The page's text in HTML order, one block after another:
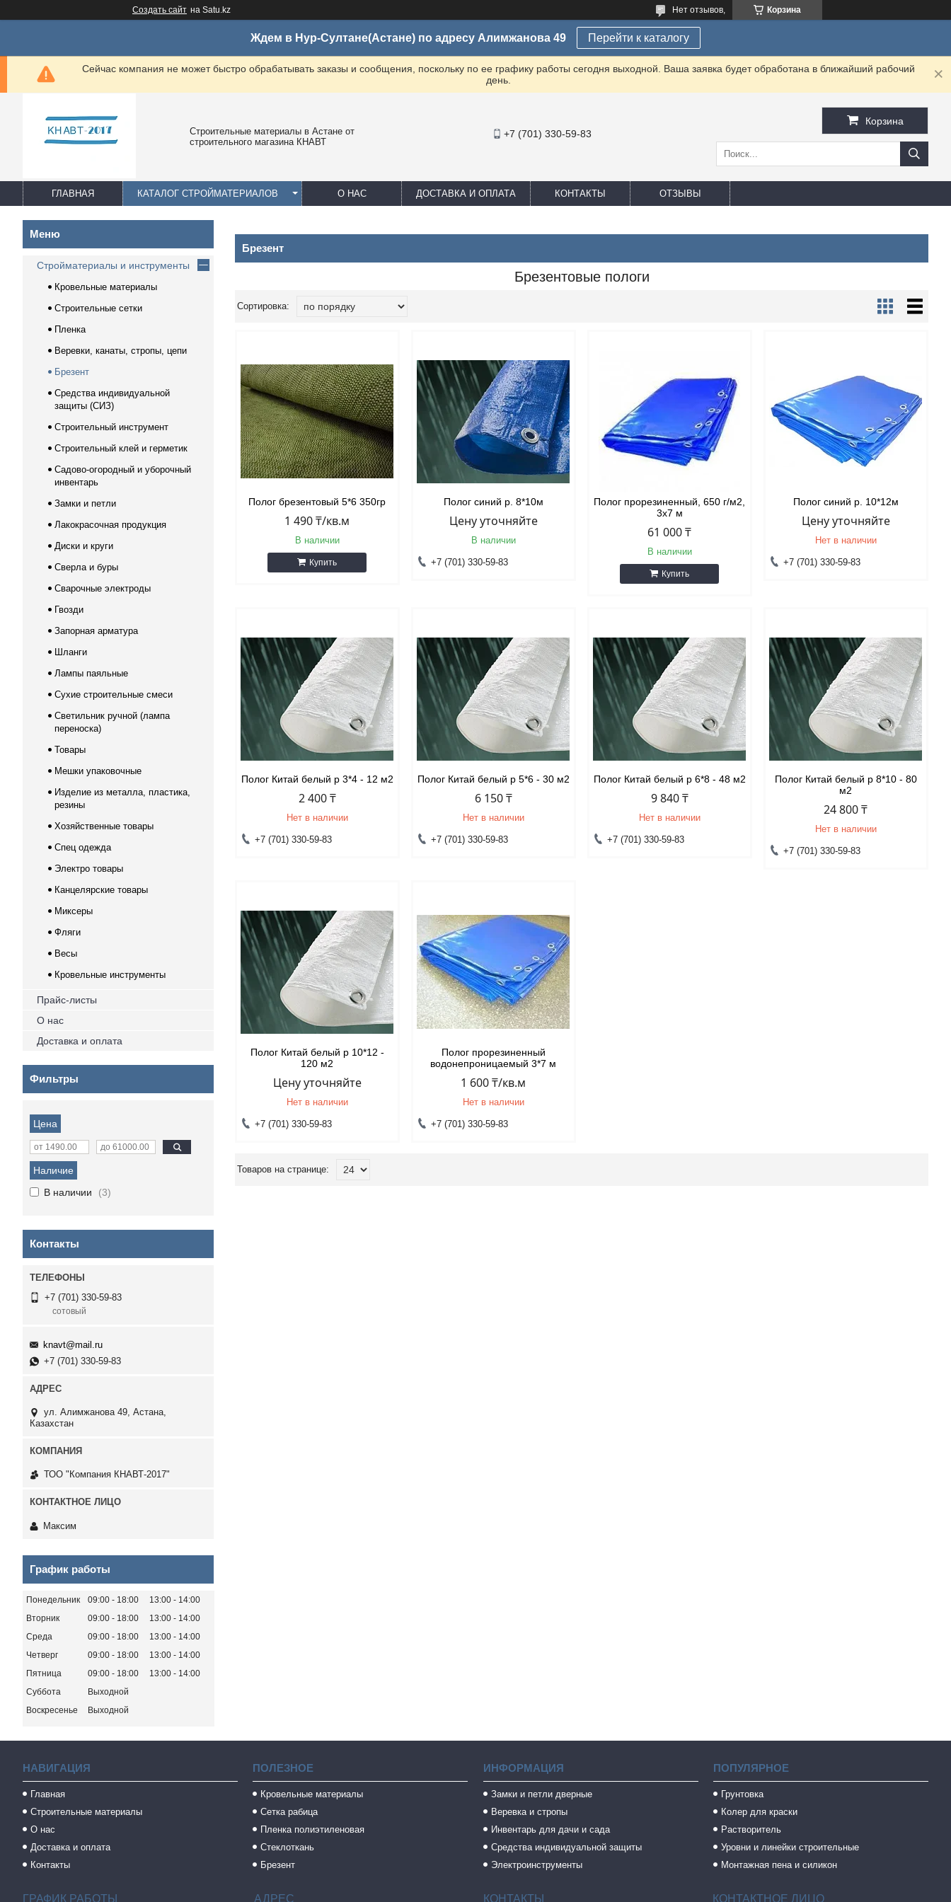
Создать сайт на Satu.kz Корзина
Нет отзывов,
Ждем в Нур-Султане(Астане) по адресу Алимжанова 49 Перейти к каталогу
Сейчас компания не может быстро обрабатывать заказы и сообщения, поскольку по ее графику работы сегодня выходной. Ваша заявка будет обработана в ближайший рабочий
день.
Строительные материалы в Астане от
строительного магазина КНАВТ
+7 (701) 330-59-83
Корзина
ГЛАВНАЯ КАТАЛОГ СТРОЙМАТЕРИАЛОВ О НАС ДОСТАВКА И ОПЛАТА КОНТАКТЫ ОТЗЫВЫ
Брезент
Брезентовые пологи
Полог брезентовый 5*6 350гр
1 490 ₸/кв.м
В наличии
Купить
Полог синий р. 8*10м
Цену уточняйте
В наличии
+7 (701) 330-59-83
Полог прорезиненный, 650 г/м2,
3х7 м
61 000 ₸
В наличии
Купить
Полог синий р. 10*12м
Цену уточняйте
Нет в наличии
+7 (701) 330-59-83
Полог Китай белый р 3*4 - 12 м2
2 400 ₸
Нет в наличии
+7 (701) 330-59-83
Полог Китай белый р 5*6 - 30 м2
6 150 ₸
Нет в наличии
+7 (701) 330-59-83
Полог Китай белый р 6*8 - 48 м2
9 840 ₸
Нет в наличии
+7 (701) 330-59-83
Полог Китай белый р 8*10 - 80
м2
24 800 ₸
Нет в наличии
+7 (701) 330-59-83
Полог Китай белый р 10*12 -
120 м2
Цену уточняйте
Нет в наличии
+7 (701) 330-59-83
Полог прорезиненный
водонепроницаемый 3*7 м
1 600 ₸/кв.м
Нет в наличии
+7 (701) 330-59-83
Стройматериалы и инструменты
Кровельные материалы
Строительные сетки
Пленка
Веревки, канаты, стропы, цепи
Брезент
Средства индивидуальной
защиты (СИЗ)
Строительный инструмент
Строительный клей и герметик
Садово-огородный и уборочный
инвентарь
Замки и петли
Лакокрасочная продукция
Диски и круги
Сверла и буры
Сварочные электроды
Гвозди
Запорная арматура
Шланги
Лампы паяльные
Сухие строительные смеси
Светильник ручной (лампа
переноска)
Товары
Мешки упаковочные
Изделие из металла, пластика,
резины
Хозяйственные товары
Спец одежда
Электро товары
Канцелярские товары
Миксеры
Фляги
Весы
Кровельные инструменты
Прайс-листы
О нас
Доставка и оплата
Фильтры
Цена
Наличие
В наличии
3
Контакты
+7 (701) 330-59-83
сотовый
knavt@mail.ru
+7 (701) 330-59-83
ул. Алимжанова 49, Астана,
Казахстан
ТОО "Компания КНАВТ-2017"
Максим
График работы
Понедельник 09:00 18:00 13:00
14:00
Вторник
09:00 18:00 13:00
14:00
Среда
09:00 18:00 13:00
14:00
Четверг
09:00 18:00 13:00
14:00
Пятница
09:00 18:00 13:00
14:00
Суббота
Выходной
Воскресенье
Выходной
НАВИГАЦИЯ
Главная
Строительные материалы
О нас
Доставка и оплата
Контакты
ПОЛЕЗНОЕ
Кровельные материалы
Сетка рабица
Пленка полиэтиленовая
Стеклоткань
Брезент
ИНФОРМАЦИЯ
Замки и петли дверные
Веревка и стропы
Инвентарь для дачи и сада
Средства индивидуальной защиты
Электроинструменты
ПОПУЛЯРНОЕ
Грунтовка
Колер для краски
Растворитель
Уровни и линейки строительные
Монтажная пена и силикон
ГРАФИК РАБОТЫ